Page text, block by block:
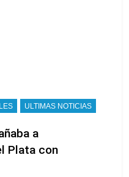
ULTIMAS NOTICIAS
a
Plata con